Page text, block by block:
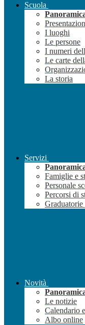
Scuola
I luoghi
Le persone
I numeri
Le carte
La storia
Servizi
Famiglie e
Personale
Percorsi di
Novità
Le notizie
Calendario
Albo online